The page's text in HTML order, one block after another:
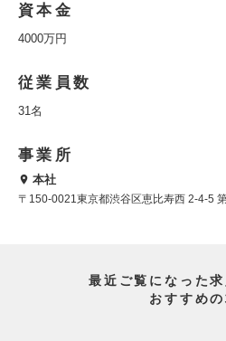
資本金
4000万円
従業員数
31名
事業所
本社
〒150-0021東京都渋谷区恵比寿西 2-4-5
最近ご覧になった
おすすめの